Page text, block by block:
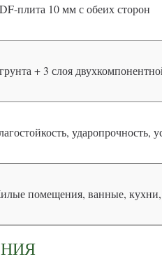
плита 10 мм с обеих сторон
+ 3 слоя
ударопрочность,
помещения, ванные,